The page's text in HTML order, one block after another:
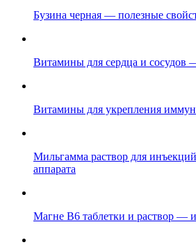
Бузина черная — полезные
Витамины для сердца и сосудов
Витамины для укрепления
Мильгамма раствор для
аппарата
Магне B6 таблетки и раствор —